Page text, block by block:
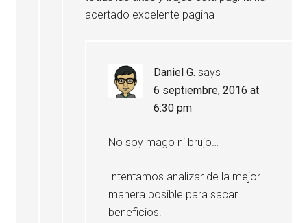
acertado excelente pagina
Daniel G. says
6 septiembre, 2016 at
6:30 pm
No soy mago ni brujo…
Intentamos analizar de la mejor
manera posible para sacar
beneficios.